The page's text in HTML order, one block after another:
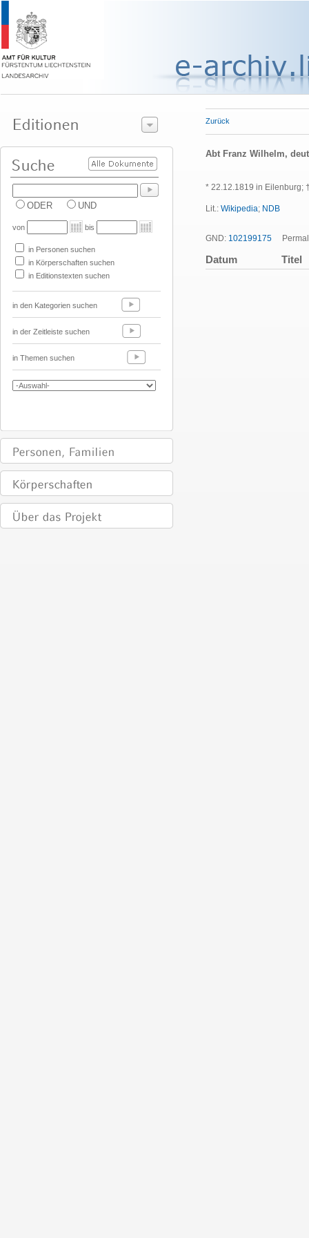
ODER UND
von bis
in Personen suchen
in Körperschaften suchen
in Editionstexten suchen
in den Kategorien suchen
in der Zeitleiste suchen
in Themen suchen
Zurück
Abt Franz Wilhelm,
* 22.12.1819 in Eilenburg;
Lit.: Wikipedia; NDB
GND: 102199175
Datum Titel